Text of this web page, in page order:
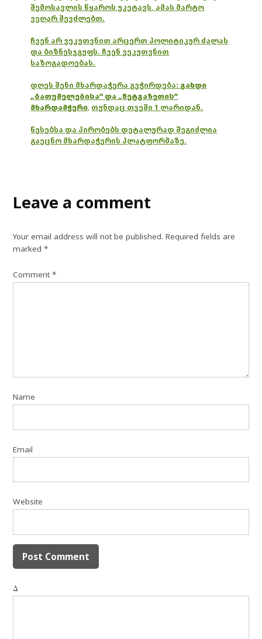
შემოსავლის წყაროს უკეტავს, ამას მარტო
ვეღარ შევძლებთ.
ჩვენ არ ვეკუთვნით არცერთ პოლიტიკურ ძალას
და ბიზნესჯგუფს. ჩვენ ვეკუთვნით
საზოგადოებას.
დღეს შენი მხარდაჭერა გვჭირდება: გახდი
„ბათუმელებისა“ და „ნეტგაზეთის“
მხარდამჭერი, თუნდაც თვეში 1 ლარიდან.
წესებსა და პირობებს დეტალურად შეგიძლია
გაეცნო მხარდაჭერის პლატფორმაზე.
Leave a comment
Your email address will not be published. Required fields are
marked*
Comment*
Name
Email
Website
Δ